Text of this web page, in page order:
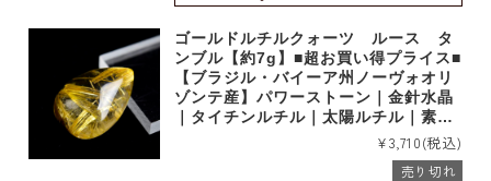
ゴールドルチルクォーツ ルース タ
ンブル【約7g】■超お買い得プライス■
【ブラジル・バイーア州ノーヴォオリ
ゾンテ産】パワーストーン｜金針水晶
｜タイチンルチル｜太陽ルチル｜素材
｜タンブル｜お買い得品｜e1105
¥3,710(税込)
売り切れ